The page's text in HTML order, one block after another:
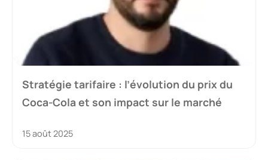
Stratégie tarifaire : l’évolution du prix du
Coca-Cola et son impact sur le marché
15 août 2025